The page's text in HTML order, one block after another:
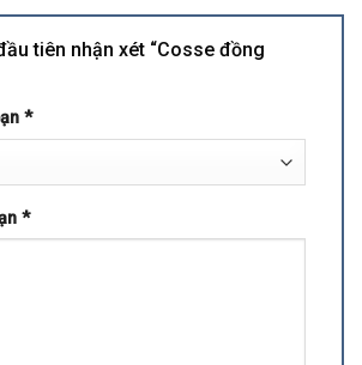
tiên nhận xét “Cosse đồng
*
*